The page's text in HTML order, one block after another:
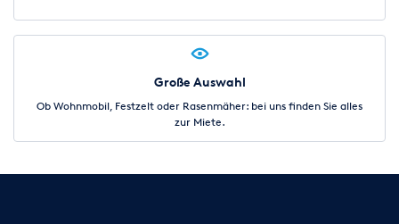
Große Auswahl
Ob Wohnmobil, Festzelt oder Rasenmäher: bei uns finden Sie alles
zur Miete.